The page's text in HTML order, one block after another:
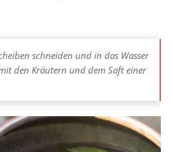
schneiden und in das Wasser
den Kräutern und dem Saft einer